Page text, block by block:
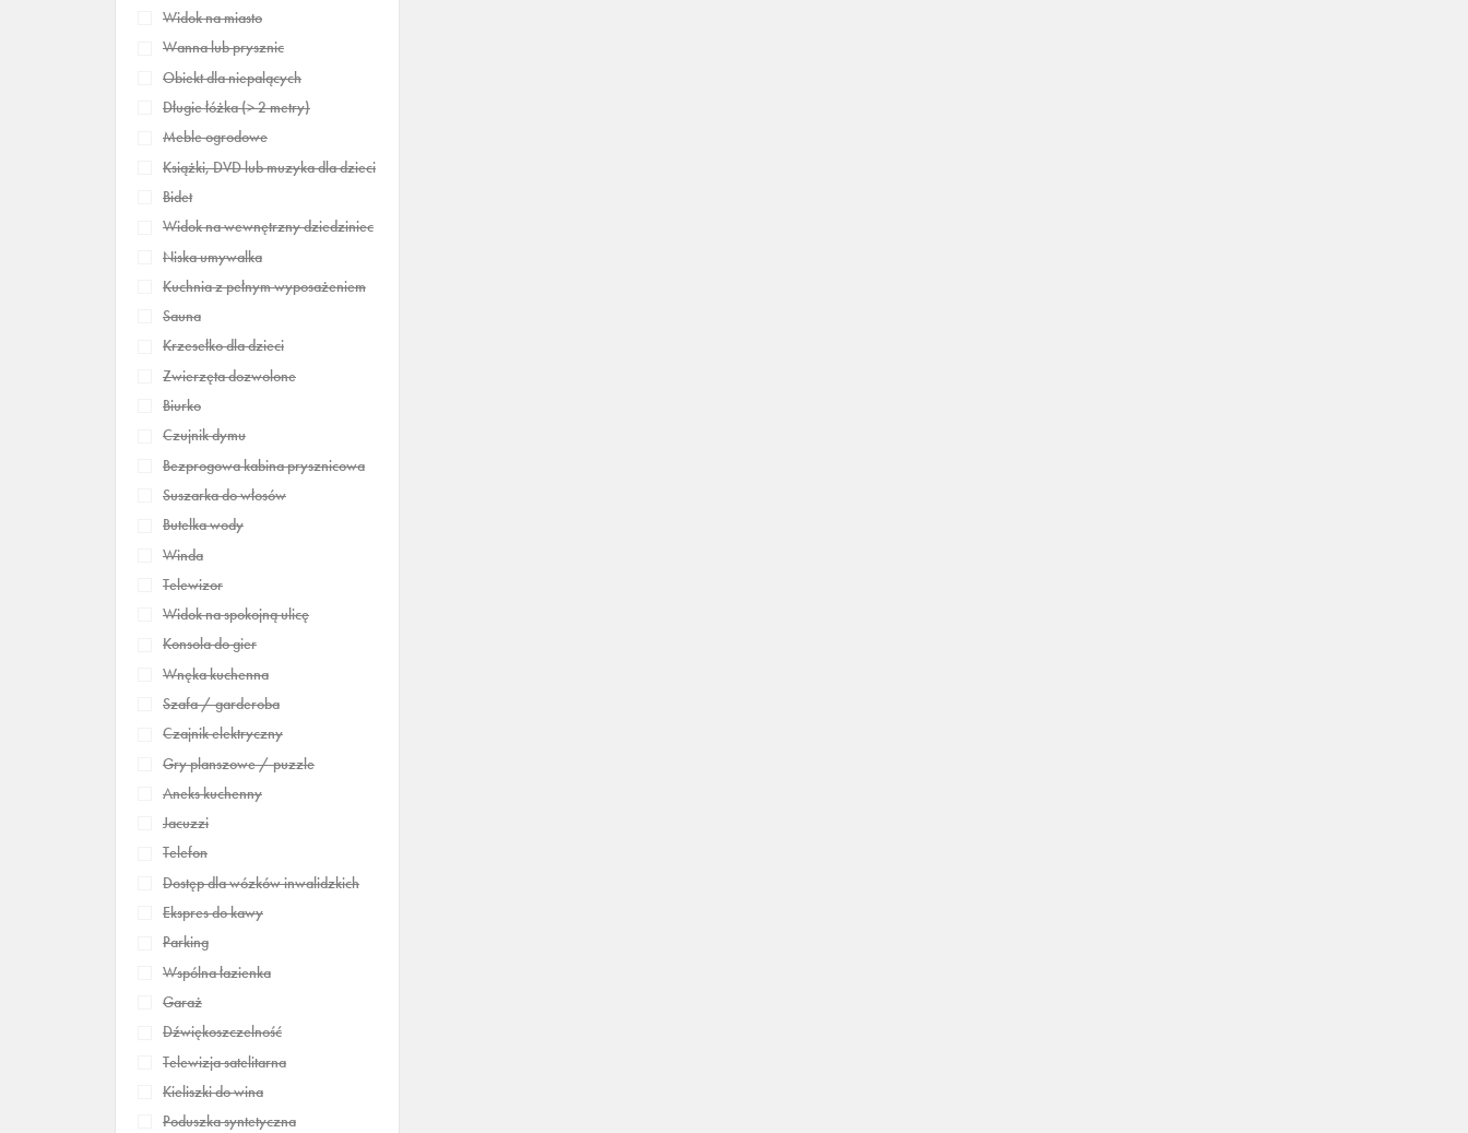
Widok na miasto
Wanna lub prysznic
Obiekt dla niepalących
Długie łóżka (> 2 metry)
Meble ogrodowe
Książki, DVD lub muzyka dla dzieci
Bidet
Widok na wewnętrzny dziedziniec
Niska umywalka
Kuchnia z pełnym wyposażeniem
Sauna
Krzesełko dla dzieci
Zwierzęta dozwolone
Biurko
Czujnik dymu
Bezprogowa kabina prysznicowa
Suszarka do włosów
Butelka wody
Winda
Telewizor
Widok na spokojną ulicę
Konsola do gier
Wnęka kuchenna
Szafa / garderoba
Czajnik elektryczny
Gry planszowe / puzzle
Aneks kuchenny
Jacuzzi
Telefon
Dostęp dla wózków inwalidzkich
Ekspres do kawy
Parking
Wspólna łazienka
Garaż
Dźwiękoszczelność
Telewizja satelitarna
Kieliszki do wina
Poduszka syntetyczna